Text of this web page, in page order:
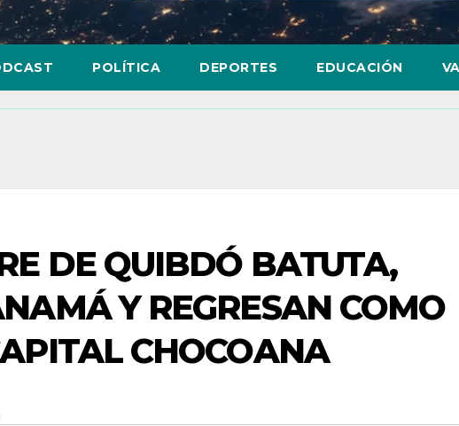
POLÍTICA DEPORTES EDUCACIÓN
DE QUIBDÓ BATUTA,
Y REGRESAN COMO
CHOCOANA